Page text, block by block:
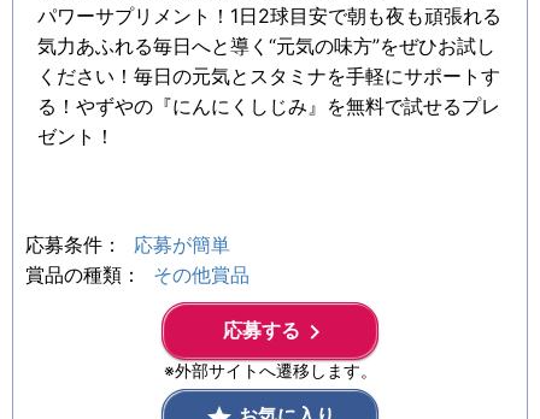
パワーサプリメント！1日2球目安で朝も夜も頑張れる
気力あふれる毎日へと導く“元気の味方”をぜひお試し
ください！毎日の元気とスタミナを手軽にサポートす
る！やずやの『にんにくしじみ』を無料で試せるプレ
ゼント！
応募条件：
応募が簡単
賞品の種類：
その他賞品
応募する keyboard_arrow_right
※外部サイトへ遷移します。